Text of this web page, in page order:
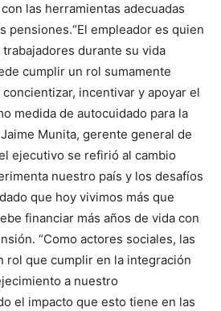
las herramientas adecuadas
pensiones.“El empleador es quien
durante su vida
cumplir un rol sumamente
incentivar y apoyar el
medida de autocuidado para la
Munita, gerente general de
ejecutivo se refirió al cambio
nuestro país y los desafíos
que hoy vivimos más que
financiar más años de vida con
“Como actores sociales, las
rol que cumplir en la integración
a nuestro
el impacto que esto tiene en las